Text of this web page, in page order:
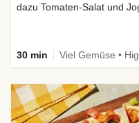
dazu Tomaten-Salat und
30 min